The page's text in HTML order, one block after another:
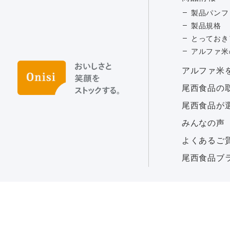
製品パン
製品規格
とってお
アルファ
アルファ⽶
尾西食品の
尾西食品が
みんなの声
よくあるご
尾西食品ブ